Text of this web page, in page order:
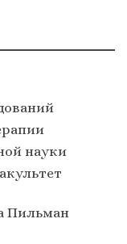
науки
Пильман